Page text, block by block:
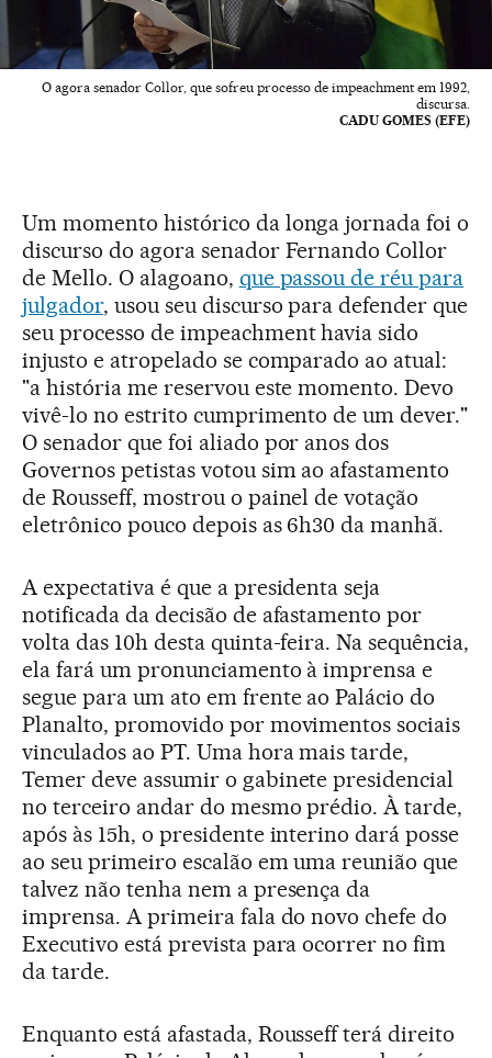
O agora senador Collor, que sofreu processo de impeachment em 1992,
discursa.
CADU GOMES (EFE)
Um momento histórico da longa jornada foi o
discurso do agora senador Fernando Collor
de Mello. O alagoano, que passou de réu para
julgador, usou seu discurso para defender que
seu processo de impeachment havia sido
injusto e atropelado se comparado ao atual:
"a história me reservou este momento. Devo
vivê-lo no estrito cumprimento de um dever."
O senador que foi aliado por anos dos
Governos petistas votou sim ao afastamento
de Rousseff, mostrou o painel de votação
eletrônico pouco depois as 6h30 da manhã.
A expectativa é que a presidenta seja
notificada da decisão de afastamento por
volta das 10h desta quinta-feira. Na sequência,
ela fará um pronunciamento à imprensa e
segue para um ato em frente ao Palácio do
Planalto, promovido por movimentos sociais
vinculados ao PT. Uma hora mais tarde,
Temer deve assumir o gabinete presidencial
no terceiro andar do mesmo prédio. À tarde,
após às 15h, o presidente interino dará posse
ao seu primeiro escalão em uma reunião que
talvez não tenha nem a presença da
imprensa. A primeira fala do novo chefe do
Executivo está prevista para ocorrer no fim
da tarde.
Enquanto está afastada, Rousseff terá direito